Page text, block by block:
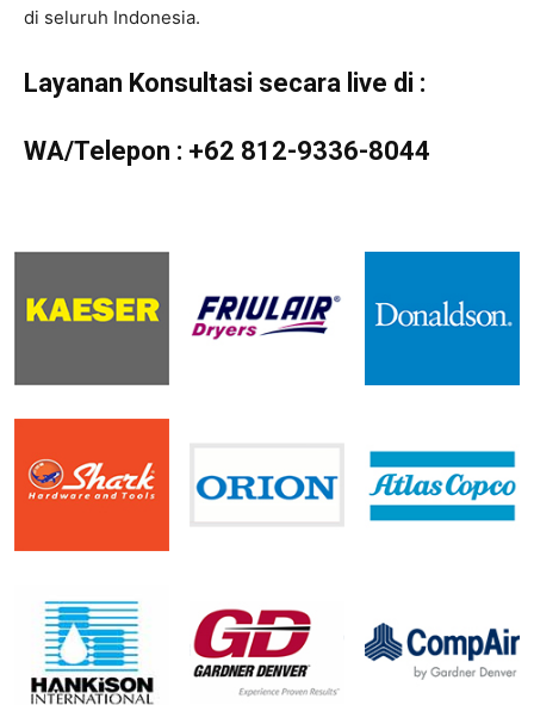
di seluruh Indonesia.
Layanan Konsultasi secara live di :
WA/Telepon : +62 812-9336-8044